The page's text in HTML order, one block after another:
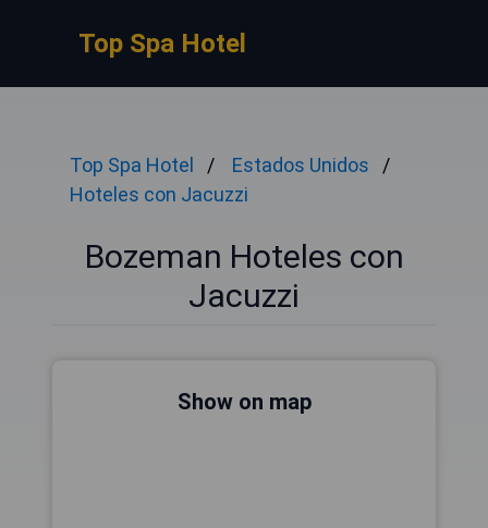
Top Spa Hotel
Top Spa Hotel
Estados Unidos
Hoteles con Jacuzzi
Bozeman Hoteles con
Jacuzzi
Show on map